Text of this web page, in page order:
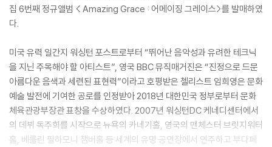
집 6번째 정규앨범 < Amazing Grace : 어메이징 그레이스>를 발매하였
다.
미국 유력 일간지 워싱턴 포스트로부터 “뛰어난 음악성과 유려한 테크닉
을 지닌 주목해야 할 아티스트”, 영국 BBC 뮤직매거진은 “진정으로 드문
아름다운 음색과 세련된 표현력”이라고 호평받은 첼리스트 임희영은 문화
예술 발전에 기여한 공로를 인정받아 2018년 대한민국 정부로부터 문화
체육관광부장관 표창을 수상하였다. 2007년 워싱턴DC 케네디센터에서
의 데뷔 독주회를 시작으로 뉴욕의 카네기홀, 영국의 맨체스터 브릿지워터
홀, 베를린 필하모니 챔버홀 등 세계의 유명 공연장에서 연주하고 부다페